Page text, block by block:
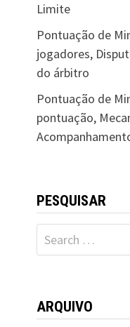
Limite
Pontuação de
jogadores,
do árbitro
Pontuação de
pontuação,
PESQUISAR
Search
for:
ARQUIVO